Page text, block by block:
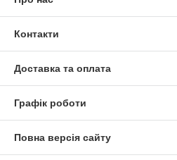
Контакти
Доставка та оплата
Графік роботи
Повна версія сайту